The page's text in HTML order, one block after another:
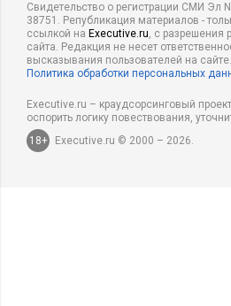
Свидетельство о регистрации СМИ Эл
38751. Републикация материалов -
ссылкой на Executive.ru, с разрешения
сайта. Редакция не несет
высказывания пользователей на сайте.
Политика обработки персональных
Executive.ru – краудсорсинговый
оспорить логику повествования,
18+
Executive.ru © 2000 – 2026.